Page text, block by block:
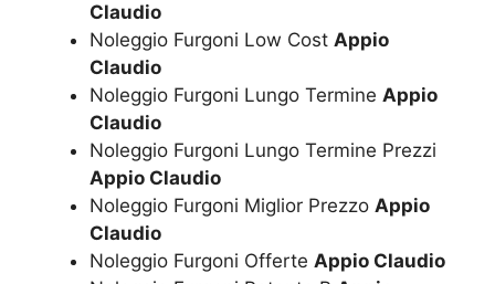
Claudio
Noleggio Furgoni Low Cost Appio
Claudio
Noleggio Furgoni Lungo Termine Appio
Claudio
Noleggio Furgoni Lungo Termine Prezzi
Appio Claudio
Noleggio Furgoni Miglior Prezzo Appio
Claudio
Noleggio Furgoni Offerte Appio Claudio